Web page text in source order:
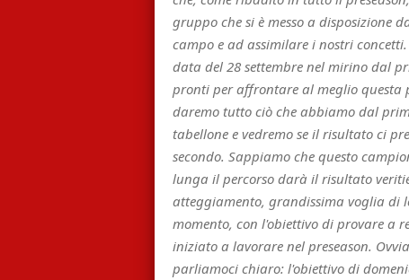
gruppo che si è messo a
campo e ad assimilare i nostri
data del 28 settembre nel mirino dal
pronti per affrontare al meglio questa
daremo tutto ciò che abbiamo dal
tabellone e vedremo se il risultato ci
secondo. Sappiamo che questo
lunga il percorso darà il risultato
atteggiamento, grandissima voglia di
momento, con l'obiettivo di provare a
iniziato a lavorare nel preseason.
parliamoci chiaro: l'obiettivo di